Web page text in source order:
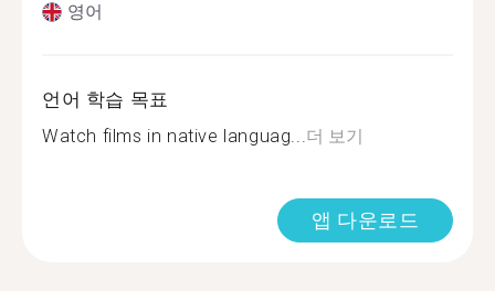
영어
언어 학습 목표
Watch films in native languag...더 보기
앱 다운로드